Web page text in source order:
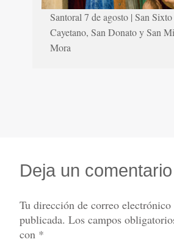
Santoral 7 de agosto | San
Cayetano, San Donato y San
Mora
Deja un comentario
Tu dirección de correo electrónico
publicada. Los campos
con *